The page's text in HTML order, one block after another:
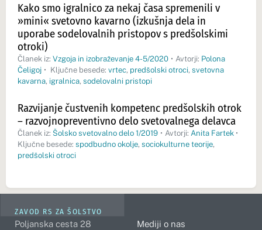
Kako smo igralnico za nekaj časa spremenili v
»mini« svetovno kavarno (izkušnja dela in
uporabe sodelovalnih pristopov s predšolskimi
otroki)
Članek iz: Vzgoja in izobraževanje 4-5/2020 • Avtorji: Polona
Čeligoj • Ključne besede: vrtec, predšolski otroci, svetovna
kavarna, igralnica, sodelovalni pristopi
Razvijanje čustvenih kompetenc predšolskih otrok
– razvojnopreventivno delo svetovalnega delavca
Članek iz: Šolsko svetovalno delo 1/2019 • Avtorji: Anita Fartek •
Ključne besede: spodbudno okolje, sociokulturne teorije,
predšolski otroci
ZAVOD RS ZA ŠOLSTVO
Poljanska cesta 28 Mediji o nas